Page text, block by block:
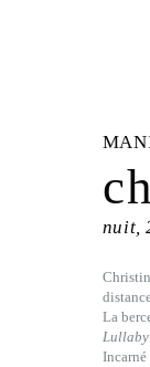
nuit,
La
Lullaby
Incarné